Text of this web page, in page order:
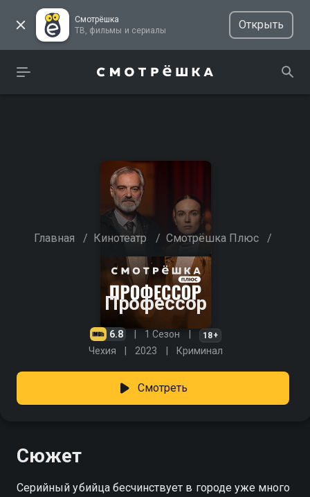
Смотрёшка
ТВ, фильмы и сериалы
Открыть
Главная / Кинотеатр / Смотрёшка Плюс /
Профессор
6.8 1 Сезон 18+
Чехия 2023 Криминал
Смотреть
Сюжет
Серийный убийца бесчинствует в городе уже много